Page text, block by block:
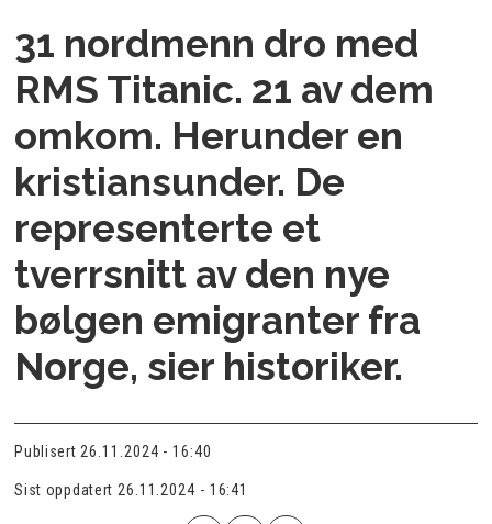
31 nordmenn dro med
RMS Titanic. 21 av dem
omkom. Herunder en
kristiansunder. De
representerte et
tverrsnitt av den nye
bølgen emigranter fra
Norge, sier historiker.
Publisert 26.11.2024 - 16:40
Sist oppdatert 26.11.2024 - 16:41